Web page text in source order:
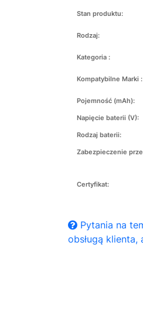
Stan produktu:
Rodzaj:
Kategoria :
Kompatybilne Marki :
Pojemność (mAh):
Napięcie baterii (V):
Rodzaj baterii:
Zabezpieczenie
Certyfikat:
Pytania na
obsługą